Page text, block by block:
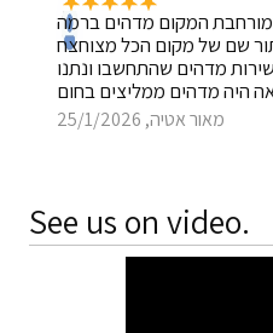
המקום מדהים ברמה
שם של מקום הכל מצוחצח
מדהים שהתחשבו ונתנו
היה מדהים ממליצים בחום
מאור אטיה, 25/1/2026
See us on video.